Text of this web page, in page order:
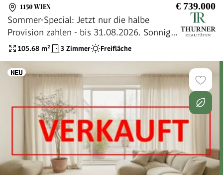
1150 WIEN € 739.000
Sommer-Special: Jetzt nur die halbe
Provision zahlen - bis 31.08.2026. Sonnige
Dachgeschoß-Wohnung mit Terrasse in
105.68 m² 3 Zimmer Freifläche